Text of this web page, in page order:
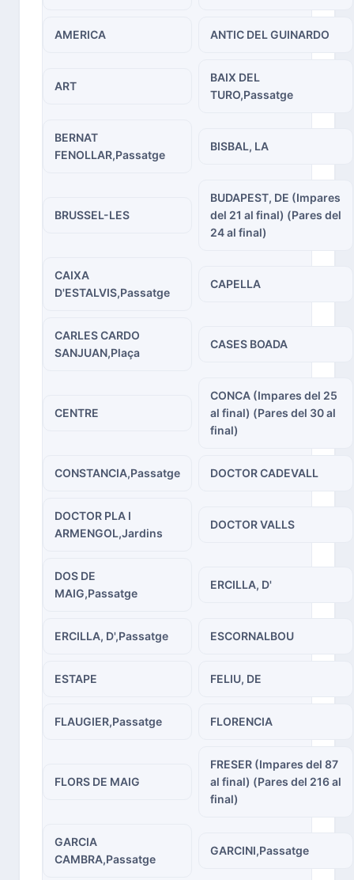
AMERICA ANTIC DEL GUINARDO
ART
BAIX DEL
TURO,Passatge
BERNAT
FENOLLAR,Passatge
BISBAL, LA
BRUSSEL-LES
BUDAPEST, DE (Impares
del 21 al final) (Pares del
24 al final)
CAIXA
D'ESTALVIS,Passatge
CAPELLA
CARLES CARDO
SANJUAN,Plaça
CASES BOADA
CENTRE
CONCA (Impares del 25
al final) (Pares del 30 al
final)
CONSTANCIA,Passatge DOCTOR CADEVALL
DOCTOR PLA I
ARMENGOL,Jardins
DOCTOR VALLS
DOS DE
MAIG,Passatge
ERCILLA, D'
ERCILLA, D',Passatge ESCORNALBOU
ESTAPE FELIU, DE
FLAUGIER,Passatge FLORENCIA
FLORS DE MAIG
FRESER (Impares del 87
al final) (Pares del 216 al
final)
GARCIA
CAMBRA,Passatge
GARCINI,Passatge